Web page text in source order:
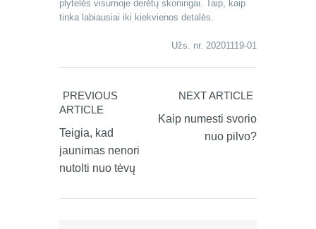
plytelės visumoje derėtų skoningai. Taip, kaip
tinka labiausiai iki kiekvienos detalės.
Užs. nr. 20201119-01
PREVIOUS
ARTICLE
Teigia, kad
jaunimas nenori
nutolti nuo tėvų
NEXT ARTICLE
Kaip numesti svorio
nuo pilvo?